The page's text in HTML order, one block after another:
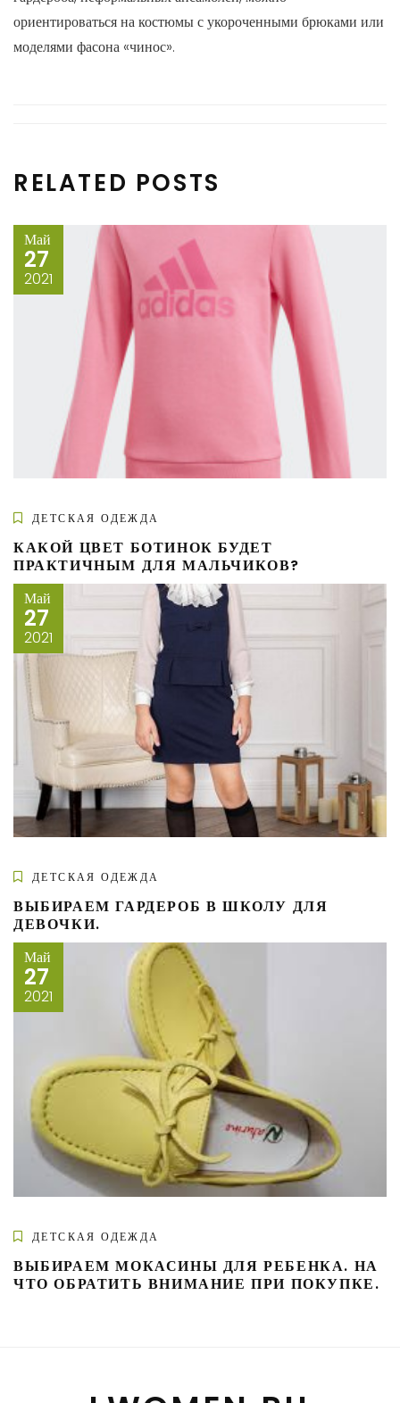
ориентироваться на костюмы с укороченными брюками или
моделями фасона «чинос».
RELATED POSTS
Май
27
2021
ДЕТСКАЯ ОДЕЖДА
КАКОЙ ЦВЕТ БОТИНОК БУДЕТ
ПРАКТИЧНЫМ ДЛЯ МАЛЬЧИКОВ?
Май
27
2021
ДЕТСКАЯ ОДЕЖДА
ВЫБИРАЕМ ГАРДЕРОБ В ШКОЛУ ДЛЯ
ДЕВОЧКИ.
Май
27
2021
ДЕТСКАЯ ОДЕЖДА
ВЫБИРАЕМ МОКАСИНЫ ДЛЯ РЕБЕНКА. НА
ЧТО ОБРАТИТЬ ВНИМАНИЕ ПРИ ПОКУПКЕ.